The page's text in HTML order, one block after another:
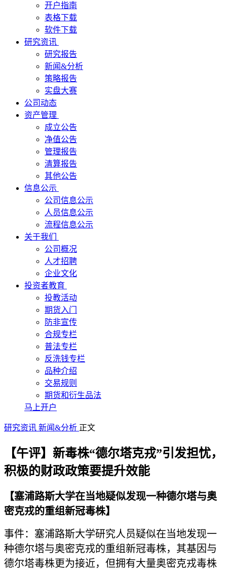
开户指南
表格下载
软件下载
研究资讯
研究报告
新闻&分析
策略报告
实盘大赛
公司动态
资产管理
成立公告
净值公告
管理报告
清算报告
其他公告
信息公示
公司信息公示
人员信息公示
流程信息公示
关于我们
公司概况
人才招聘
企业文化
投资者教育
投教活动
期货入门
防非宣传
合规专栏
普法专栏
反洗钱专栏
品种介绍
交易规则
期货和衍生品法
马上开户
研究资讯 新闻&分析 正文
【午评】新毒株“德尔塔克戎”引发担忧，
积极的财政政策要提升效能
【塞浦路斯大学在当地疑似发现一种德尔塔与奥
密克戎的重组新冠毒株】
事件：塞浦路斯大学研究人员疑似在当地发现一
种德尔塔与奥密克戎的重组新冠毒株，其基因与
德尔塔毒株更为接近，但拥有大量奥密克戎毒株